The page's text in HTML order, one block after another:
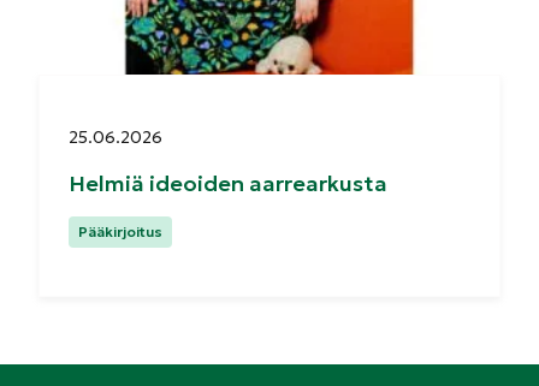
Helmiä ideoiden aarrearkusta
Julkaistu:
25.06.2026
Kategoriat:
Pääkirjoitus